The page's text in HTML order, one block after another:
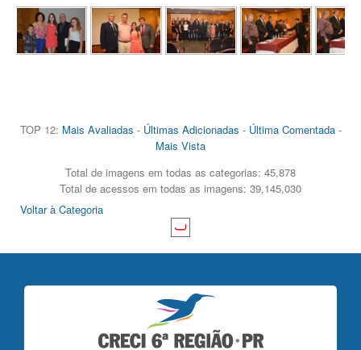
TOP 12: Mais Avaliadas - Últimas Adicionadas - Última Comentada-
Mais Vista
Total de imagens em todas as categorias: 45,878
Total de acessos em todas as imagens: 39,145,030
Voltar à Categoria